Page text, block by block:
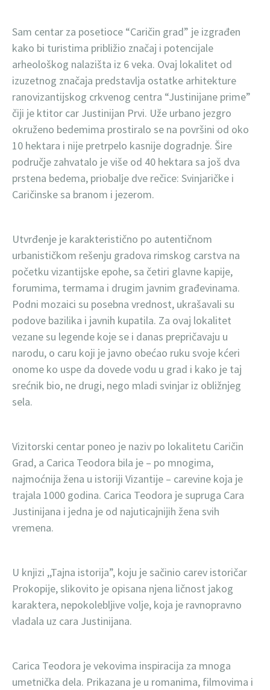
Sam centar za posetioce “Caričin grad” je izgrađen
kako bi turistima približio značaj i potencijale
arheološkog nalazišta iz 6 veka. Ovaj lokalitet od
izuzetnog značaja predstavlja ostatke arhitekture
ranovizantijskog crkvenog centra “Justinijane prime”
čiji je ktitor car Justinijan Prvi. Uže urbano jezgro
okruženo bedemima prostiralo se na površini od oko
10 hektara i nije pretrpelo kasnije dogradnje. Šire
područje zahvatalo je više od 40 hektara sa još dva
prstena bedema, priobalje dve rečice: Svinjaričke i
Caričinske sa branom i jezerom.
Utvrđenje je karakteristično po autentičnom
urbanističkom rešenju gradova rimskog carstva na
početku vizantijske epohe, sa četiri glavne kapije,
forumima, termama i drugim javnim građevinama.
Podni mozaici su posebna vrednost, ukrašavali su
podove bazilika i javnih kupatila. Za ovaj lokalitet
vezane su legende koje se i danas prepričavaju u
narodu, o caru koji je javno obećao ruku svoje kćeri
onome ko uspe da dovede vodu u grad i kako je taj
srećnik bio, ne drugi, nego mladi svinjar iz obližnjeg
sela.
Vizitorski centar poneo je naziv po lokalitetu Caričin
Grad, a Carica Teodora bila je – po mnogima,
najmoćnija žena u istoriji Vizantije – carevine koja je
trajala 1000 godina. Carica Teodora je supruga Cara
Justinijana i jedna je od najuticajnijih žena svih
vremena.
U knjizi ,,Tajna istorija”, koju je sačinio carev istoričar
Prokopije, slikovito je opisana njena ličnost jakog
karaktera, nepokolebljive volje, koja je ravnopravno
vladala uz cara Justinijana.
Carica Teodora je vekovima inspiracija za mnoga
umetnička dela. Prikazana je u romanima, filmovima i